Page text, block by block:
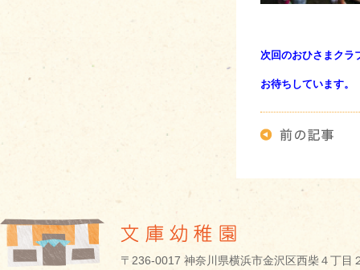
次回のおひさまクラ
お待ちしています。
〒236-0017 神奈川県横浜市金沢区西柴４丁